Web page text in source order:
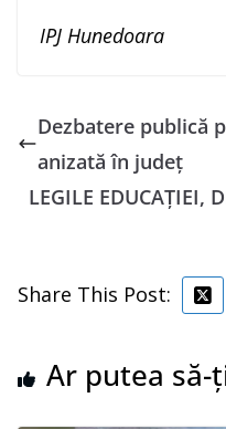
IPJ Hunedoara
Dezbatere publică
anizată în județ
LEGILE EDUCAȚIEI,
Share This Post:
Ar putea să-